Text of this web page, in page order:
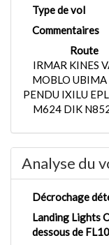
Type de vol
Commentaires
Route
IRMAR KINES
MOBLO UBIMA
PENDU IXILU
M624 DIK
Analyse du
Décrochage
Landing Lights
dessous de